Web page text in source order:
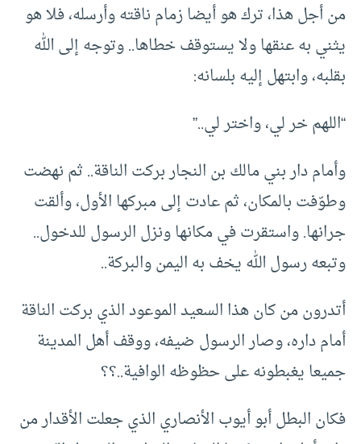
من أجل هذا، ترك هو أيضا زمام ناقته وأرسله، فلا هو
يثني به عنقها ولا يستوقف خطاها.. وتوجه إلى الله
بقلبه، وابتهل إليه بلسانه:
“اللهم خر لي، واختر لي..”
وأمام دار بني مالك بن النجار بركت الناقة.. ثم نهضت
وطوّفت بالمكان، ثم عادت إلى مبركها الأول، وألقت
جرانها. واستقرت في مكانها ونزل الرسول للدخول..
وتبعه رسول الله يخف به اليمن والبركة..
أتدرون من كان هذا السعيد الموعود الذي بركت الناقة
أمام داره، وصار الرسول ضيفه، ووقف أهل المدينة
جميعا يغبطونه على حظوظه الوافية..؟؟
فكان البطل أبو أيوب الأنصاري الذي جعلت الأقدار من